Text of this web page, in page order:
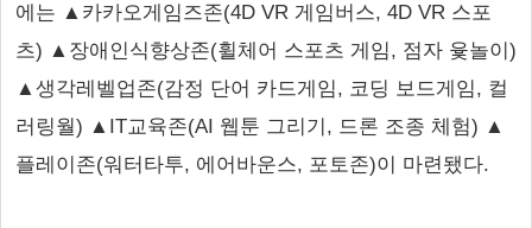
에는 ▲카카오게임즈존(4D VR 게임버스, 4D VR 스포
츠) ▲장애인식향상존(휠체어 스포츠 게임, 점자 윷놀이)
▲생각레벨업존(감정 단어 카드게임, 코딩 보드게임, 컬
러링월) ▲IT교육존(AI 웹툰 그리기, 드론 조종 체험) ▲
플레이존(워터타투, 에어바운스, 포토존)이 마련됐다.